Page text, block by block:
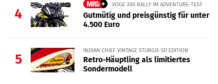
4
VOGE 300 RALLY IM ADVENTURE-TEST
Gutmütig und preisgünstig für unter
4.500 Euro
5
INDIAN CHIEF VINTAGE STURGIS SD EDITION
Retro-Häuptling als limitiertes
Sondermodell